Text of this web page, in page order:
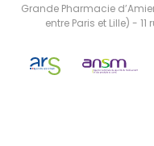
Grande Pharmacie
entre Paris et Lille) -